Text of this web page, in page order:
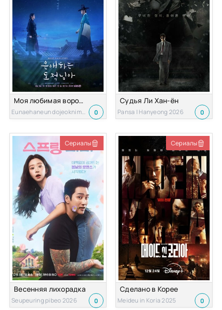
Моя любимая воровка
Eunaehaneun dojeoknima 2026 0
Судья Ли Хан-ён
Pansa I Hanyeong 2026 0
Сериалы
Весенняя лихорадка
Seupeuring pibeo 2026 0
Сериалы
Сделано в Корее
Meideu in Koria 2025 0